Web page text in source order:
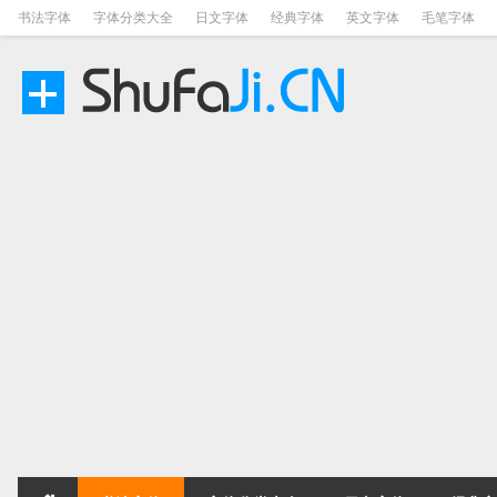
书法字体 字体分类大全 日文字体 经典字体 英文字体 毛笔字体